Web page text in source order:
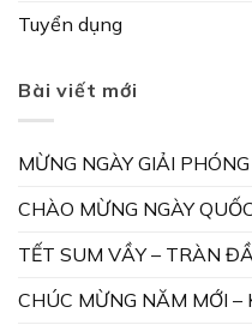
Tuyển dụng
Bài viết mới
MỪNG NGÀY GIẢI
CHÀO MỪNG NGÀY
TẾT SUM VẦY – TRÀN
CHÚC MỪNG NĂM MỚI